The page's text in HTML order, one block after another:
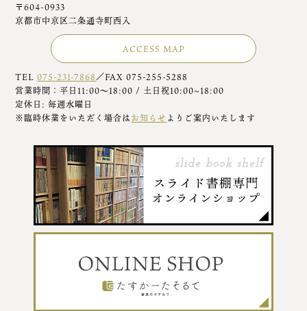
〒604-0933
京都市中京区二条通寺町西入
ACCESS MAP
TEL075-231-7868／FAX 075-255-5288
営業時間：平日11:00～18:00 / 土日祝10:00~18:00
定休日: 毎週水曜日
※臨時休業をいただく場合はお知らせ よりご案内いたします